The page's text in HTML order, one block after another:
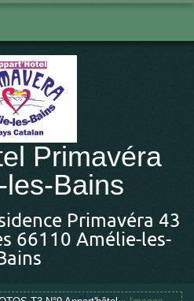
Primavéra
Bains
Primavéra 43
66110 Amélie-les-